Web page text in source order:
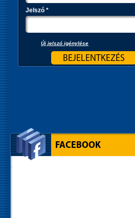
Jelszó *
Új jelszó igénylése
FACEBOOK